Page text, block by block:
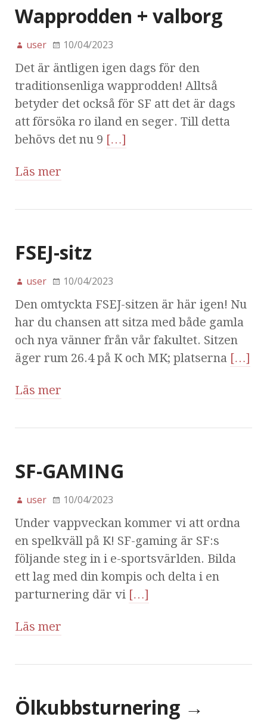
Wapprodden + valborg
user 10/04/2023
Det är äntligen igen dags för den
traditionsenliga wapprodden! Alltså
betyder det också för SF att det är dags
att försöka ro iland en seger. Till detta
behövs det nu 9 […]
Läs mer
FSEJ-sitz
user 10/04/2023
Den omtyckta FSEJ-sitzen är här igen! Nu
har du chansen att sitza med både gamla
och nya vänner från vår fakultet. Sitzen
äger rum 26.4 på K och MK; platserna […]
Läs mer
SF-GAMING
user 10/04/2023
Under vappveckan kommer vi att ordna
en spelkväll på K! SF-gaming är SF:s
följande steg in i e-sportsvärlden. Bilda
ett lag med din kompis och delta i en
parturnering där vi […]
Läs mer
Ölkubbsturnering →